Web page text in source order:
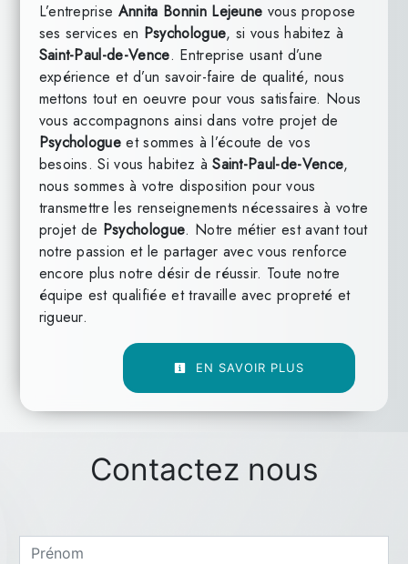
L’entreprise Annita Bonnin Lejeune vous propose
ses services en Psychologue, si vous habitez à
Saint-Paul-de-Vence. Entreprise usant d’une
expérience et d’un savoir-faire de qualité, nous
mettons tout en oeuvre pour vous satisfaire. Nous
vous accompagnons ainsi dans votre projet de
Psychologue et sommes à l’écoute de vos
besoins. Si vous habitez àSaint-Paul-de-Vence,
nous sommes à votre disposition pour vous
transmettre les renseignements nécessaires à votre
projet de Psychologue. Notre métier est avant tout
notre passion et le partager avec vous renforce
encore plus notre désir de réussir. Toute notre
équipe est qualifiée et travaille avec propreté et
rigueur.
EN SAVOIR PLUS
Contactez nous